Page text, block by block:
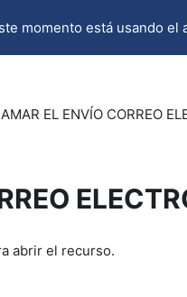
momento está usando el
EL ENVÍO CORREO
abrir el recurso.